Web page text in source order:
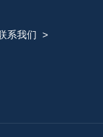
系我们 >